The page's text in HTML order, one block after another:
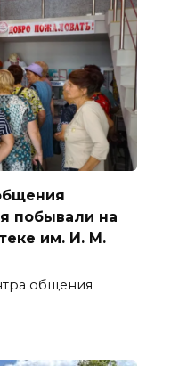
побывали на
им. И. М.
общения